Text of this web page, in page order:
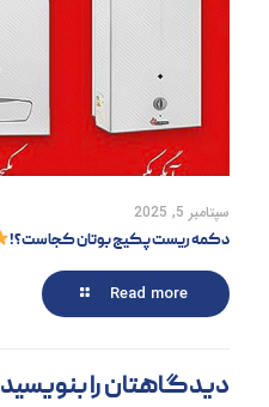
سپتامبر 5, 2025
دکمه ریست پکیج بوتان کجاست؟!
Read more
دیدگاهتان را بنویسید